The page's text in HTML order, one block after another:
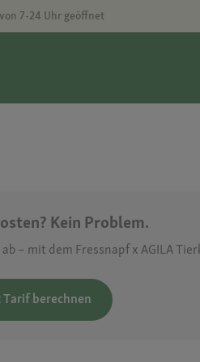
7-24 Uhr geöffnet
Kein Problem.
– mit dem Fressnapf x AGILA
Tarif berechnen